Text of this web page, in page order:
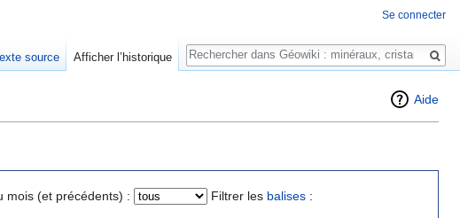
Aide
mois (et précédents) : Filtrer les balises :
Se connecter
source Afficher l’historique
Rechercher